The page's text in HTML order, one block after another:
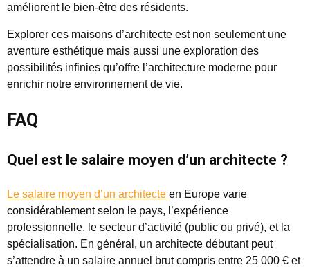
améliorent le bien-être des résidents.
Explorer ces maisons d’architecte est non seulement une
aventure esthétique mais aussi une exploration des
possibilités infinies qu’offre l’architecture moderne pour
enrichir notre environnement de vie.
FAQ
Quel est le salaire moyen d’un architecte ?
Le salaire moyen d’un architecte en Europe varie
considérablement selon le pays, l’expérience
professionnelle, le secteur d’activité (public ou privé), et la
spécialisation. En général, un architecte débutant peut
s’attendre à un salaire annuel brut compris entre 25 000 € et